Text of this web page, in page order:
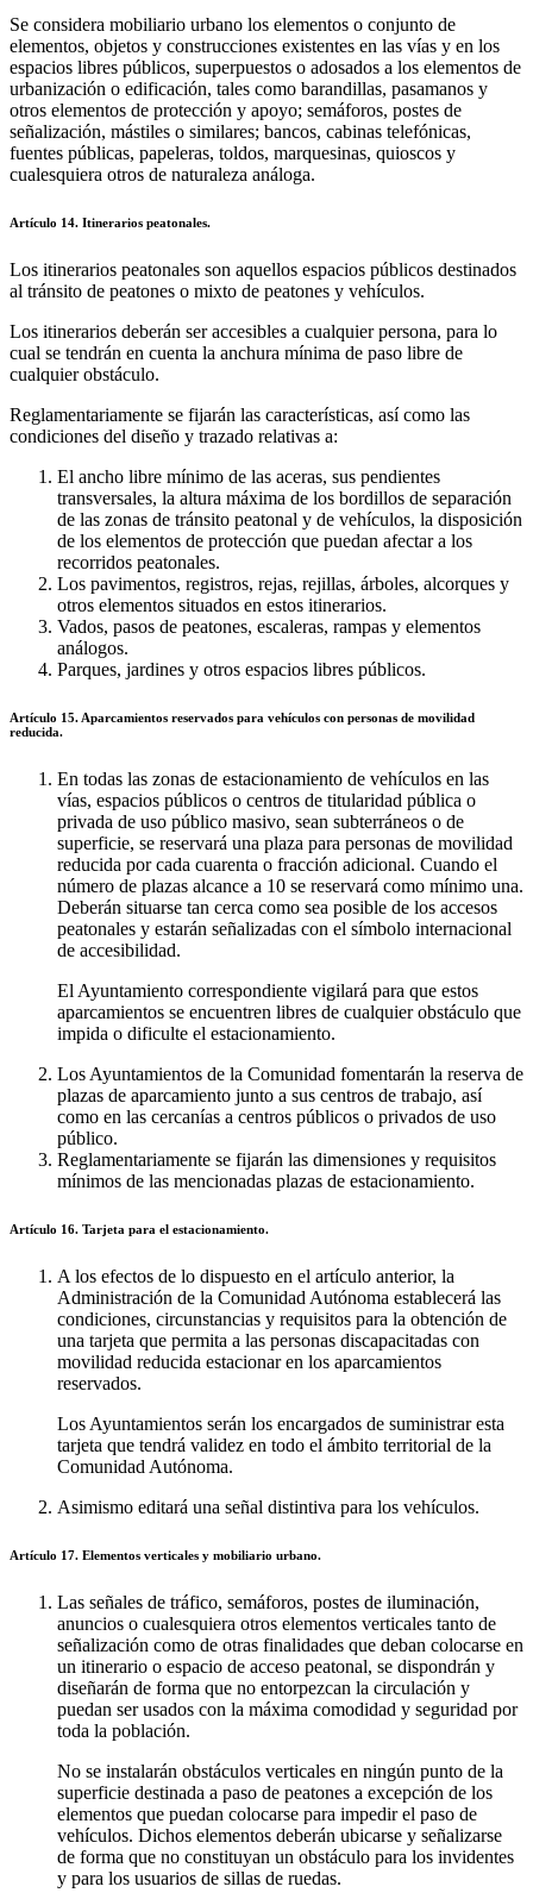
Se considera mobiliario urbano los elementos o conjunto de
elementos, objetos y construcciones existentes en las vías y en los
espacios libres públicos, superpuestos o adosados a los elementos de
urbanización o edificación, tales como barandillas, pasamanos y
otros elementos de protección y apoyo; semáforos, postes de
señalización, mástiles o similares; bancos, cabinas telefónicas,
fuentes públicas, papeleras, toldos, marquesinas, quioscos y
cualesquiera otros de naturaleza análoga.
Artículo 14. Itinerarios peatonales.
Los itinerarios peatonales son aquellos espacios públicos destinados
al tránsito de peatones o mixto de peatones y vehículos.
Los itinerarios deberán ser accesibles a cualquier persona, para lo
cual se tendrán en cuenta la anchura mínima de paso libre de
cualquier obstáculo.
Reglamentariamente se fijarán las características, así como las
condiciones del diseño y trazado relativas a:
El ancho libre mínimo de las aceras, sus pendientes
transversales, la altura máxima de los bordillos de separación
de las zonas de tránsito peatonal y de vehículos, la disposición
de los elementos de protección que puedan afectar a los
recorridos peatonales.
Los pavimentos, registros, rejas, rejillas, árboles, alcorques y
otros elementos situados en estos itinerarios.
Vados, pasos de peatones, escaleras, rampas y elementos
análogos.
Parques, jardines y otros espacios libres públicos.
Artículo 15. Aparcamientos reservados para vehículos con personas de movilidad
reducida.
En todas las zonas de estacionamiento de vehículos en las
vías, espacios públicos o centros de titularidad pública o
privada de uso público masivo, sean subterráneos o de
superficie, se reservará una plaza para personas de movilidad
reducida por cada cuarenta o fracción adicional. Cuando el
número de plazas alcance a 10 se reservará como mínimo una.
Deberán situarse tan cerca como sea posible de los accesos
peatonales y estarán señalizadas con el símbolo internacional
de accesibilidad.
El Ayuntamiento correspondiente vigilará para que estos
aparcamientos se encuentren libres de cualquier obstáculo que
impida o dificulte el estacionamiento.
Los Ayuntamientos de la Comunidad fomentarán la reserva de
plazas de aparcamiento junto a sus centros de trabajo, así
como en las cercanías a centros públicos o privados de uso
público.
Reglamentariamente se fijarán las dimensiones y requisitos
mínimos de las mencionadas plazas de estacionamiento.
Artículo 16. Tarjeta para el estacionamiento.
A los efectos de lo dispuesto en el artículo anterior, la
Administración de la Comunidad Autónoma establecerá las
condiciones, circunstancias y requisitos para la obtención de
una tarjeta que permita a las personas discapacitadas con
movilidad reducida estacionar en los aparcamientos
reservados.
Los Ayuntamientos serán los encargados de suministrar esta
tarjeta que tendrá validez en todo el ámbito territorial de la
Comunidad Autónoma.
Asimismo editará una señal distintiva para los vehículos.
Artículo 17. Elementos verticales y mobiliario urbano.
Las señales de tráfico, semáforos, postes de iluminación,
anuncios o cualesquiera otros elementos verticales tanto de
señalización como de otras finalidades que deban colocarse en
un itinerario o espacio de acceso peatonal, se dispondrán y
diseñarán de forma que no entorpezcan la circulación y
puedan ser usados con la máxima comodidad y seguridad por
toda la población.
No se instalarán obstáculos verticales en ningún punto de la
superficie destinada a paso de peatones a excepción de los
elementos que puedan colocarse para impedir el paso de
vehículos. Dichos elementos deberán ubicarse y señalizarse
de forma que no constituyan un obstáculo para los invidentes
y para los usuarios de sillas de ruedas.